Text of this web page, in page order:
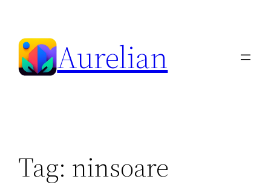
content
Aurelian
Tag: ninsoare